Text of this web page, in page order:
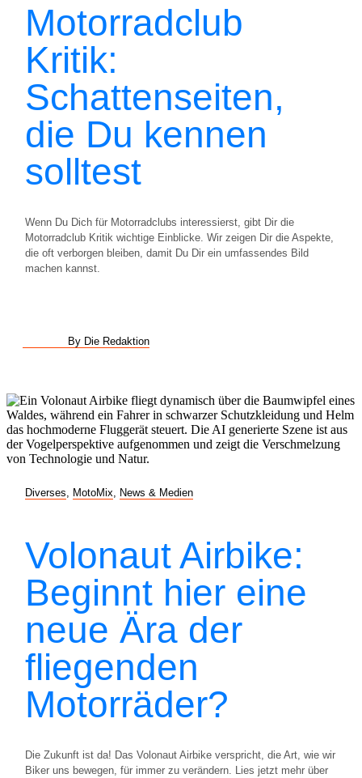
Motorradclub
Kritik:
Schattenseiten,
die Du kennen
solltest
Wenn Du Dich für Motorradclubs interessierst, gibt Dir die
Motorradclub Kritik wichtige Einblicke. Wir zeigen Dir die Aspekte,
die oft verborgen bleiben, damit Du Dir ein umfassendes Bild
machen kannst.
By Die Redaktion
Diverses MotoMix News & Medien
Volonaut Airbike:
Beginnt hier eine
neue Ära der
fliegenden
Motorräder?
Die Zukunft ist da! Das Volonaut Airbike verspricht, die Art, wie wir
Biker uns bewegen, für immer zu verändern. Lies jetzt mehr über